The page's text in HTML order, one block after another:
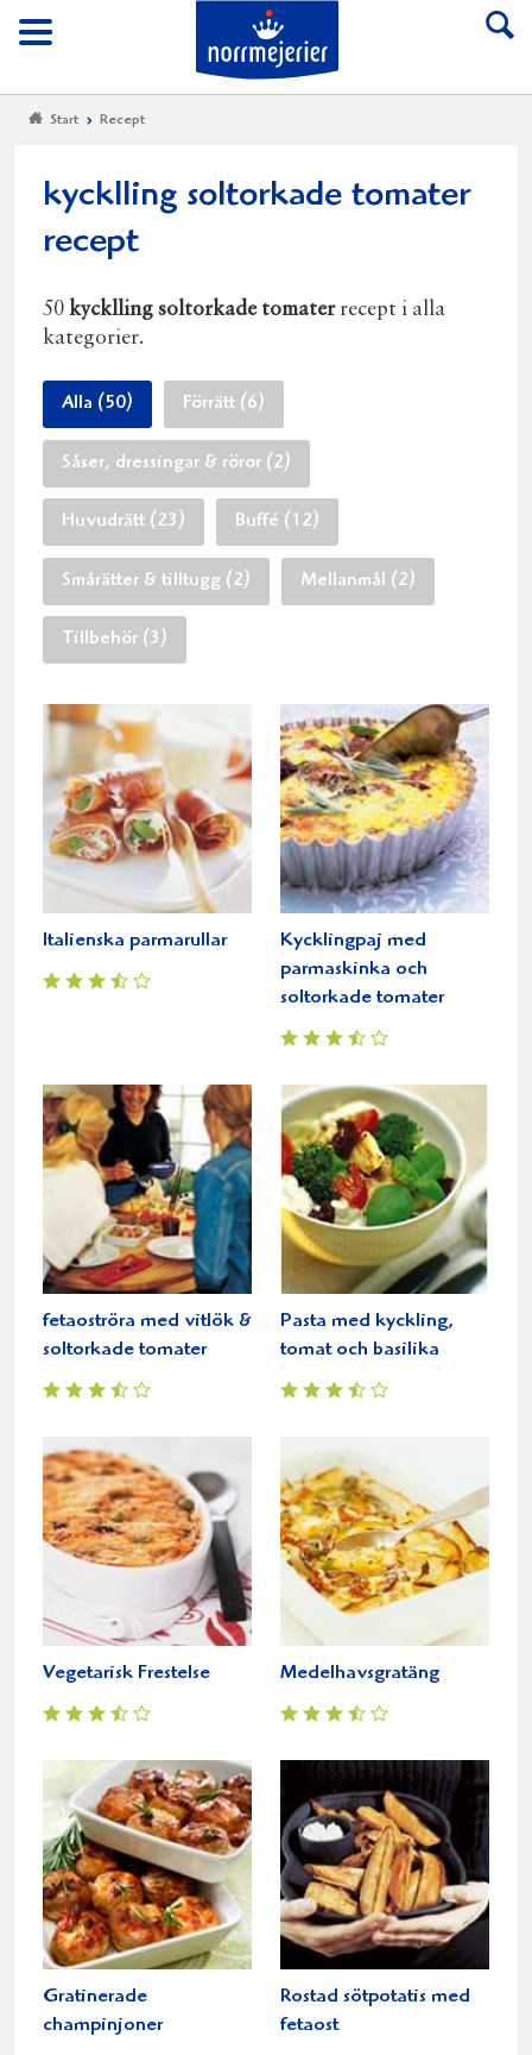
Meny
Till Norrmejerier
Start Recept
kycklling soltorkade tomater
recept
50 kycklling soltorkade tomaterrecept i alla
kategorier.
Alla (50) Förrätt (6)
Såser, dressingar & röror (2)
Huvudrätt (23) Buffé (12)
Smårätter & tilltugg (2) Mellanmål (2)
Tillbehör (3)
Italienska parmarullar
Kycklingpaj med
parmaskinka och
soltorkade tomater
fetaoströra med vitlök &
soltorkade tomater
Pasta med kyckling,
tomat och basilika
Vegetarisk Frestelse Medelhavsgratäng
Gratinerade
champinjoner
Rostad sötpotatis med
fetaost